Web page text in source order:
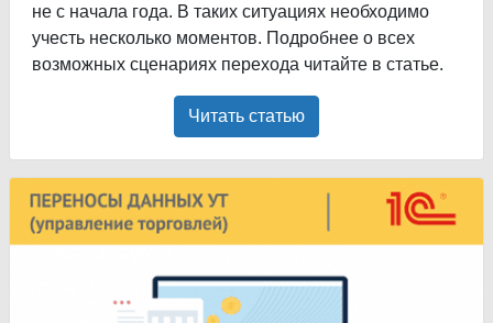
не с начала года. В таких ситуациях необходимо
учесть несколько моментов. Подробнее о всех
возможных сценариях перехода читайте в статье.
Читать статью